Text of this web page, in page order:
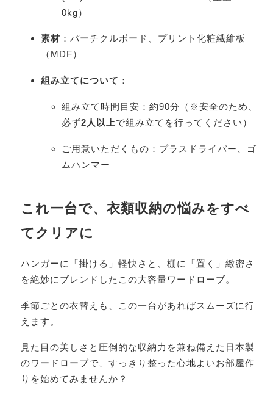
0kg）
素材 ：パーチクルボード、プリント化粧繊維板
（MDF）
組み立てについて ：
組み立て時間目安：約90分（※安全のため、
必ず2人以上で組み立てを行ってください）
ご用意いただくもの：プラスドライバー、ゴ
ムハンマー
これ一台で、衣類収納の悩みをすべ
てクリアに
ハンガーに「掛ける」軽快さと、棚に「置く」緻密さ
を絶妙にブレンドしたこの大容量ワードローブ。
季節ごとの衣替えも、この一台があればスムーズに行
えます。
見た目の美しさと圧倒的な収納力を兼ね備えた日本製
のワードローブで、すっきり整った心地よいお部屋作
りを始めてみませんか？